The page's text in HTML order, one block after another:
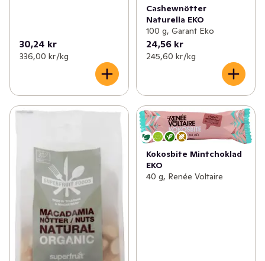
30,24 kr
336,00 kr /kg
Cashewnötter
Naturella EKO
100 g, Garant Eko
24,56 kr
245,60 kr /kg
Kokosbite Mintchoklad
EKO
40 g, Renée Voltaire